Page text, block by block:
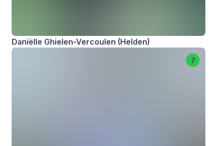
Daniëlle Ghielen-Vercoulen (Helden)
7